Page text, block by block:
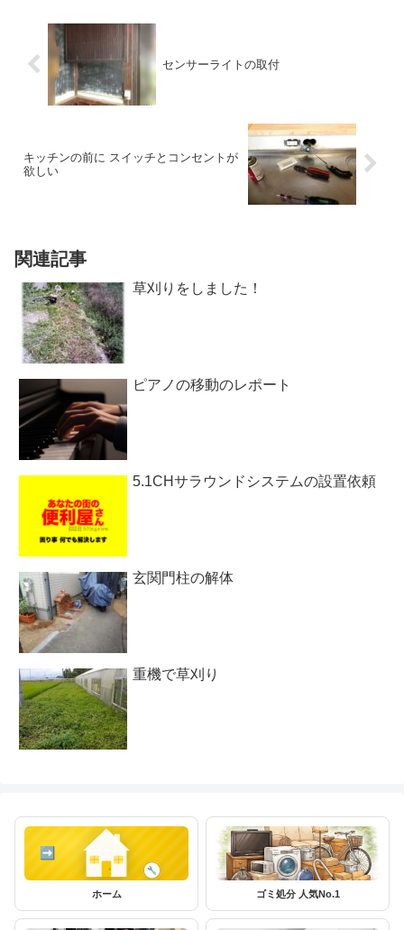
センサーライトの取付
キッチンの前に スイッチとコンセントが
欲しい
関連記事
草刈りをしました！
ピアノの移動のレポート
5.1CHサラウンドシステムの設置依頼
玄関門柱の解体
重機で草刈り
ホーム ゴミ処分 人気No.1